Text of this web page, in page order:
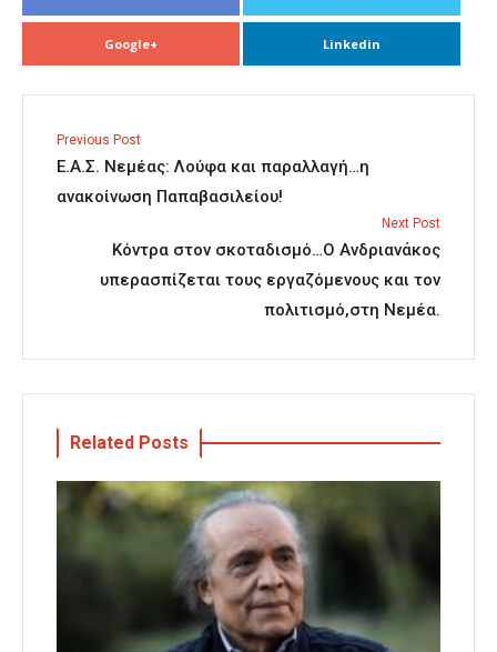
Google+ Linkedin
Previous Post
Ε.Α.Σ. Νεμέας: Λούφα και παραλλαγή…η
ανακοίνωση Παπαβασιλείου!
Next Post
Κόντρα στον σκοταδισμό…Ο Ανδριανάκος
υπερασπίζεται τους εργαζόμενους και τον
πολιτισμό,στη Νεμέα.
Related Posts